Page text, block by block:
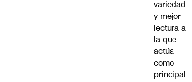
variedad
y mejor
lectura a
la que
actúa
como
principal